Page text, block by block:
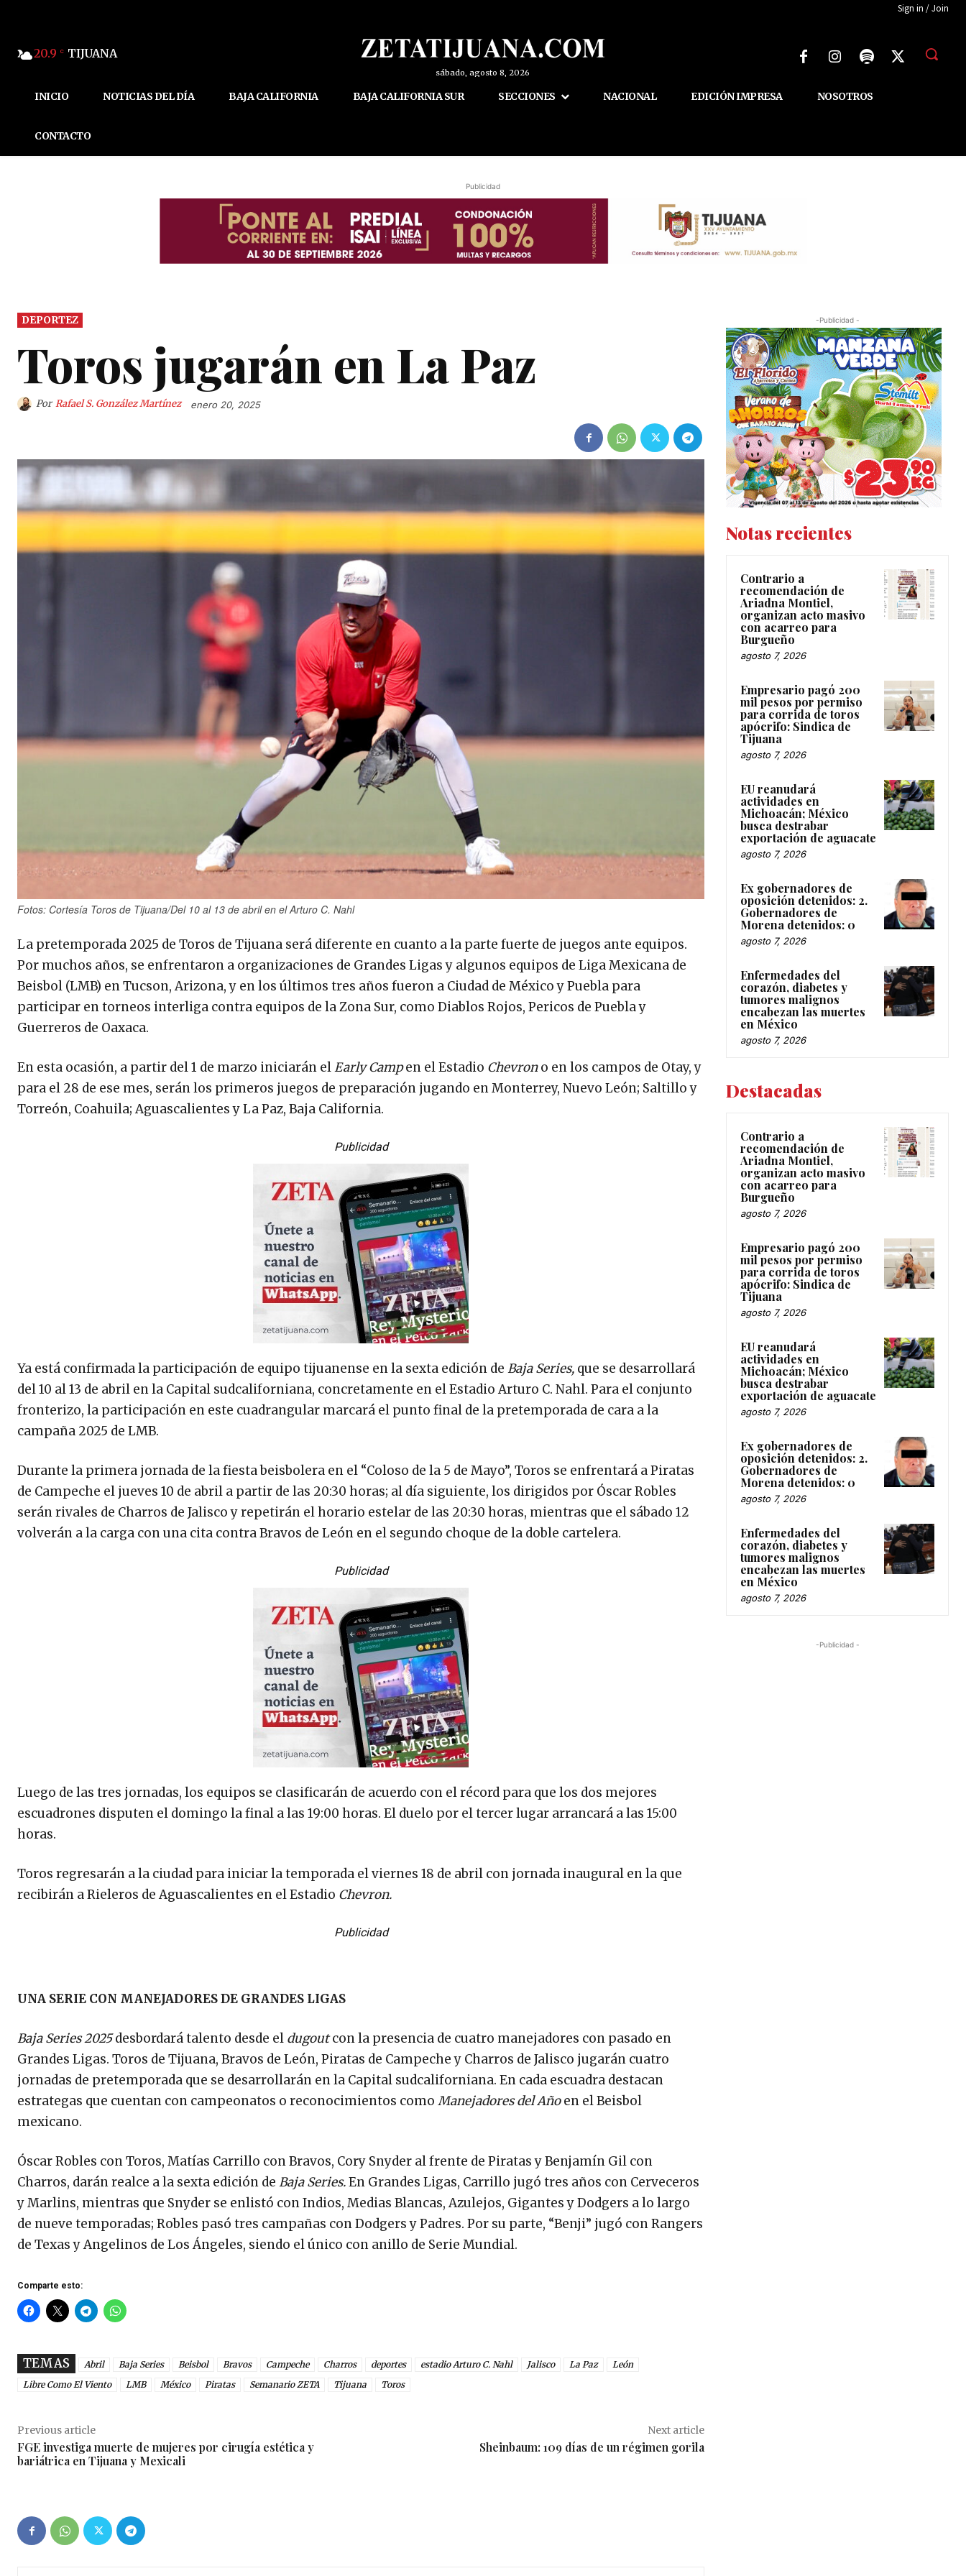
Sign in / Join
20.9 C TIJUANA
sábado, agosto 8, 2026
INICIO NOTICIAS DEL DÍA BAJA CALIFORNIA BAJA CALIFORNIA SUR SECCIONES NACIONAL EDICIÓN IMPRESA NOSOTROS
CONTACTO
Publicidad
DEPORTEZ
Toros jugarán en La Paz
Por Rafael S. González Martínez enero 20, 2025
Fotos: Cortesía Toros de Tijuana/Del 10 al 13 de abril en el Arturo C. Nahl
La pretemporada 2025 de Toros de Tijuana será diferente en cuanto a la parte fuerte de juegos ante equipos.
Por muchos años, se enfrentaron a organizaciones de Grandes Ligas y algunos equipos de Liga Mexicana de
Beisbol (LMB) en Tucson, Arizona, y en los últimos tres años fueron a Ciudad de México y Puebla para
participar en torneos interliga contra equipos de la Zona Sur, como Diablos Rojos, Pericos de Puebla y
Guerreros de Oaxaca.
En esta ocasión, a partir del 1 de marzo iniciarán elEarly Campen el Estadio Chevrono en los campos de Otay, y
para el 28 de ese mes, serán los primeros juegos de preparación jugando en Monterrey, Nuevo León; Saltillo y
Torreón, Coahuila; Aguascalientes y La Paz, Baja California.
Publicidad
Ya está confirmada la participación de equipo tijuanense en la sexta edición de Baja Series, que se desarrollará
del 10 al 13 de abril en la Capital sudcaliforniana, concretamente en el Estadio Arturo C. Nahl. Para el conjunto
fronterizo, la participación en este cuadrangular marcará el punto final de la pretemporada de cara a la
campaña 2025 de LMB.
Durante la primera jornada de la fiesta beisbolera en el “Coloso de la 5 de Mayo”, Toros se enfrentará a Piratas
de Campeche el jueves 10 de abril a partir de las 20:30 horas; al día siguiente, los dirigidos por Óscar Robles
serán rivales de Charros de Jalisco y repetirán el horario estelar de las 20:30 horas, mientras que el sábado 12
volverán a la carga con una cita contra Bravos de León en el segundo choque de la doble cartelera.
Publicidad
Luego de las tres jornadas, los equipos se clasificarán de acuerdo con el récord para que los dos mejores
escuadrones disputen el domingo la final a las 19:00 horas. El duelo por el tercer lugar arrancará a las 15:00
horas.
Toros regresarán a la ciudad para iniciar la temporada el viernes 18 de abril con jornada inaugural en la que
recibirán a Rieleros de Aguascalientes en el Estadio Chevron.
Publicidad
UNA SERIE CON MANEJADORES DE GRANDES LIGAS
Baja Series 2025desbordará talento desde el dugoutcon la presencia de cuatro manejadores con pasado en
Grandes Ligas. Toros de Tijuana, Bravos de León, Piratas de Campeche y Charros de Jalisco jugarán cuatro
jornadas de pretemporada que se desarrollarán en la Capital sudcaliforniana. En cada escuadra destacan
estrategas que cuentan con campeonatos o reconocimientos como Manejadores del Añoen el Beisbol
mexicano.
Óscar Robles con Toros, Matías Carrillo con Bravos, Cory Snyder al frente de Piratas y Benjamín Gil con
Charros, darán realce a la sexta edición de Baja Series.En Grandes Ligas, Carrillo jugó tres años con Cerveceros
y Marlins, mientras que Snyder se enlistó con Indios, Medias Blancas, Azulejos, Gigantes y Dodgers a lo largo
de nueve temporadas; Robles pasó tres campañas con Dodgers y Padres. Por su parte, “Benji” jugó con Rangers
de Texas y Angelinos de Los Ángeles, siendo el único con anillo de Serie Mundial.
Comparte esto:
TEMAS Abril Baja Series Beisbol Bravos Campeche Charros deportes estadio Arturo C. Nahl Jalisco La Paz
León
Libre Como El Viento
LMB México Piratas Semanario ZETA Tijuana Toros
Previous article
FGE investiga muerte de mujeres por cirugía estética y
bariátrica en Tijuana y Mexicali
Next article
Sheinbaum: 109 días de un régimen gorila
-Publicidad -
Notas recientes
Contrario a
recomendación de
Ariadna Montiel,
organizan acto masivo
con acarreo para
Burgueño
agosto 7, 2026
Empresario pagó 200
mil pesos por permiso
para corrida de toros
apócrifo: Sindica de
Tijuana
agosto 7, 2026
EU reanudará
actividades en
Michoacán; México
busca destrabar
exportación de aguacate
agosto 7, 2026
Ex gobernadores de
oposición detenidos: 2.
Gobernadores de
Morena detenidos: 0
agosto 7, 2026
Enfermedades del
corazón, diabetes y
tumores malignos
encabezan las muertes
en México
agosto 7, 2026
Destacadas
Contrario a
recomendación de
Ariadna Montiel,
organizan acto masivo
con acarreo para
Burgueño
agosto 7, 2026
Empresario pagó 200
mil pesos por permiso
para corrida de toros
apócrifo: Sindica de
Tijuana
agosto 7, 2026
EU reanudará
actividades en
Michoacán; México
busca destrabar
exportación de aguacate
agosto 7, 2026
Ex gobernadores de
oposición detenidos: 2.
Gobernadores de
Morena detenidos: 0
agosto 7, 2026
Enfermedades del
corazón, diabetes y
tumores malignos
encabezan las muertes
en México
agosto 7, 2026
-Publicidad -